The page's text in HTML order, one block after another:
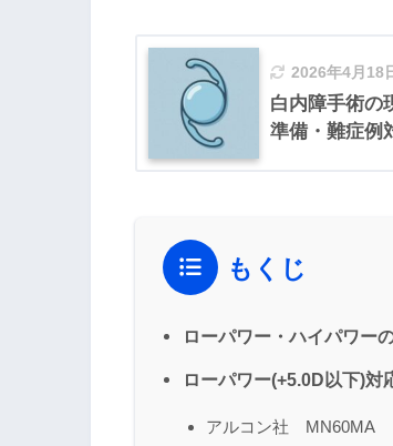
2026年4月18
白内障手術の
準備・難症例
もくじ
ローパワー・ハイパワー
ローパワー(+5.0D以下)対
アルコン社 MN60MA